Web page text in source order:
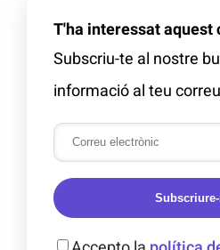
T'ha interessat aquest
Subscriu-te al nostre
informació al teu
Subscriure-